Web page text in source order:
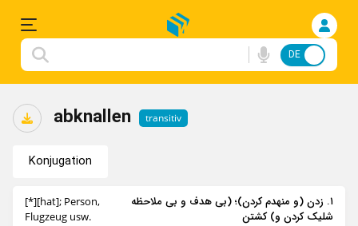
Einloggen
Anmelden
Songs
FA
DE
abknallen transitiv
Konjugation
۱. زدن (و منهدم کردن)؛ (بی هدف و بی ملاحظه
شلیک کردن و) کشتن
[*][hat]; Person,
Flugzeug usw.